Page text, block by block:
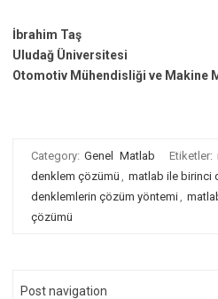
İbrahim Taş
Uludağ Üniversitesi
Otomotiv Mühendisliği ve Makine
Category: Genel Matlab Etiketler:
denklem çözümü , matlab ile birinci
denklemlerin çözüm yöntemi,
çözümü
Post navigation